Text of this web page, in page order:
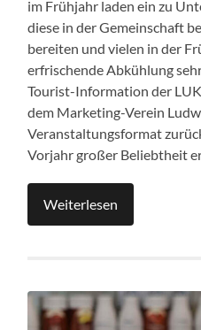
im Frühjahr laden ein zu
diese in der Gemeinschaft
bereiten und vielen in der
erfrischende Abkühlung
Tourist-Information der
dem Marketing-Verein
Veranstaltungsformat
Vorjahr großer Beliebtheit
Weiterlesen